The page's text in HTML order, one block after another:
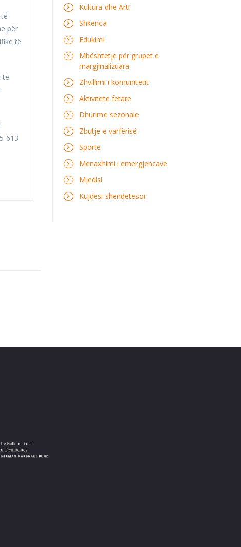
për
të
të
613
Kultura dhe Arti
Shkenca
Edukimi
Mbështetje për grupet e
margjinalizuara
Zhvillimi i komunitetit
Aktivitete fetare
Dhurime sezonale
Zbutje e varfërisë
Sporte
Menaxhimi i emergjencave
Mjedisi
Kujdesi shëndetësor